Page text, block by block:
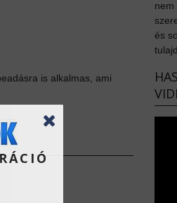
is alkalmas, ami
nem
és